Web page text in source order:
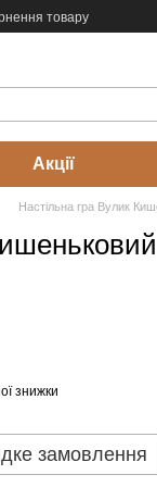
товару
Акції
Настільна гра Вулик
знижки
замовлення